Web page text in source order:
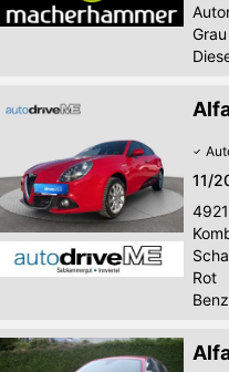
11/
4921
Rot